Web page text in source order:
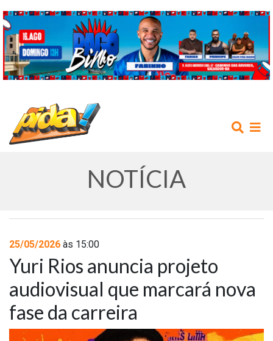
AGENDA
NOTÍCIAS
VÍDEOS
NOTÍCIA
25/05/2026 às 15:00
Yuri Rios anuncia projeto
audiovisual que marcará nova
fase da carreira